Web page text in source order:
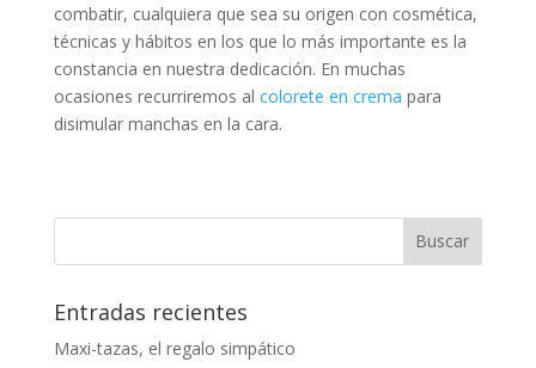
combatir, cualquiera que sea su origen con cosmética,
técnicas y hábitos en los que lo más importante es la
constancia en nuestra dedicación. En muchas
ocasiones recurriremos al colorete en crema para
disimular manchas en la cara.
Entradas recientes
Maxi-tazas, el regalo simpático